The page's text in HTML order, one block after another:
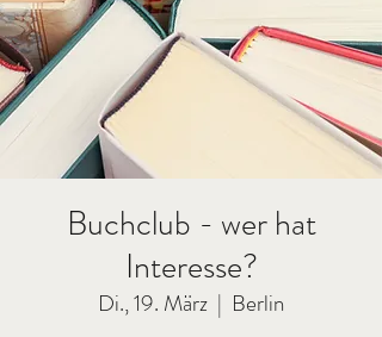
Buchclub - wer hat
Interesse?
Di., 19. März
  |
Berlin